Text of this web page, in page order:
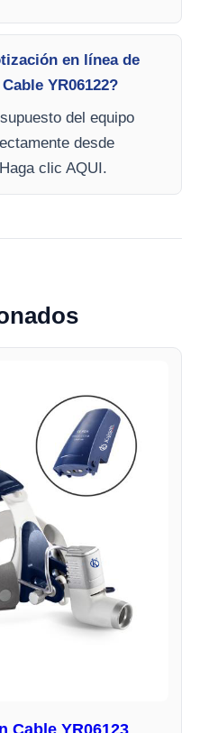
en línea de
YR06122?
del equipo
desde
clic AQUI.
Cable YR06123